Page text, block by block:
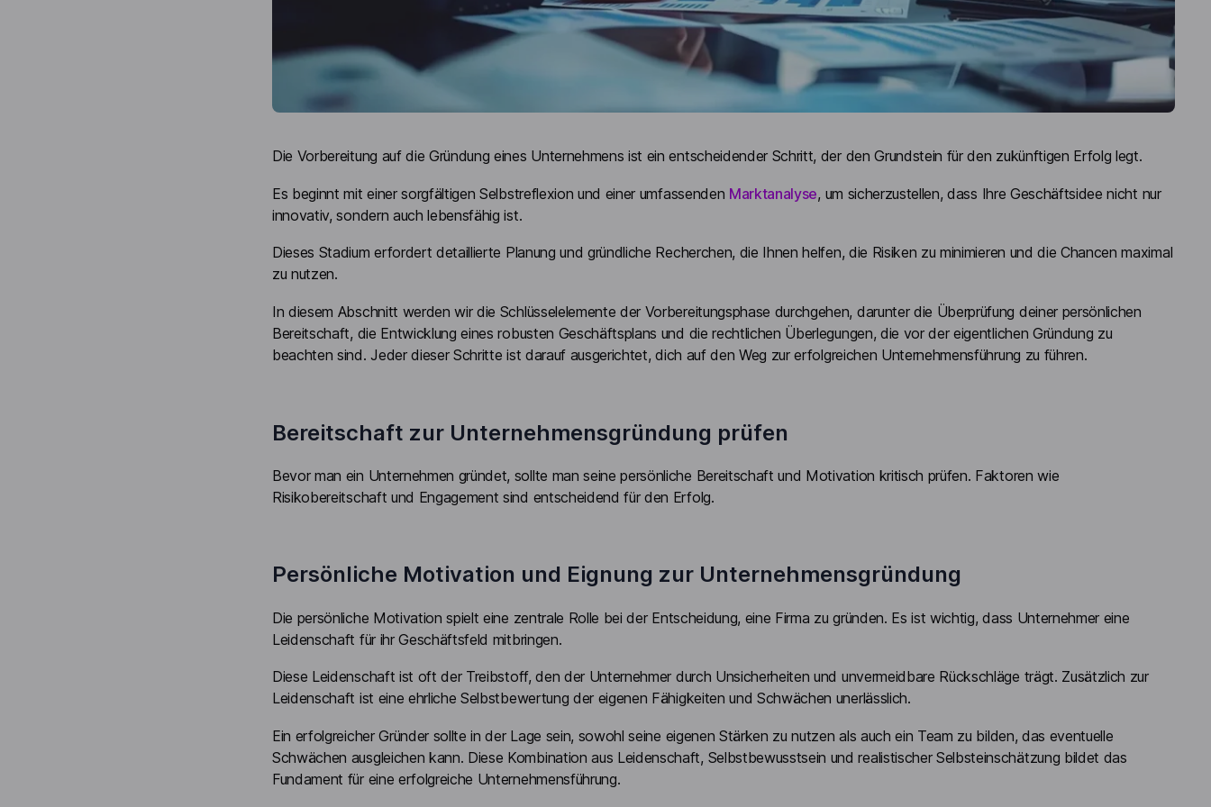
Die Vorbereitung auf die Gründung eines Unternehmens ist ein entscheidender Schritt, der den Grundstein für den zukünftigen Erfolg legt.
Es beginnt mit einer sorgfältigen Selbstreflexion und einer umfassenden Marktanalyse, um sicherzustellen, dass Ihre Geschäftsidee nicht nur
innovativ, sondern auch lebensfähig ist.
Dieses Stadium erfordert detaillierte Planung und gründliche Recherchen, die Ihnen helfen, die Risiken zu minimieren und die Chancen maximal
zu nutzen.
In diesem Abschnitt werden wir die Schlüsselelemente der Vorbereitungsphase durchgehen, darunter die Überprüfung deiner persönlichen
Bereitschaft, die Entwicklung eines robusten Geschäftsplans und die rechtlichen Überlegungen, die vor der eigentlichen Gründung zu
beachten sind. Jeder dieser Schritte ist darauf ausgerichtet, dich auf den Weg zur erfolgreichen Unternehmensführung zu führen.
Bereitschaft zur Unternehmensgründung prüfen
Bevor man ein Unternehmen gründet, sollte man seine persönliche Bereitschaft und Motivation kritisch prüfen. Faktoren wie
Risikobereitschaft und Engagement sind entscheidend für den Erfolg.
Persönliche Motivation und Eignung zur Unternehmensgründung
Die persönliche Motivation spielt eine zentrale Rolle bei der Entscheidung, eine Firma zu gründen. Es ist wichtig, dass Unternehmer eine
Leidenschaft für ihr Geschäftsfeld mitbringen.
Diese Leidenschaft ist oft der Treibstoff, den der Unternehmer durch Unsicherheiten und unvermeidbare Rückschläge trägt. Zusätzlich zur
Leidenschaft ist eine ehrliche Selbstbewertung der eigenen Fähigkeiten und Schwächen unerlässlich.
Ein erfolgreicher Gründer sollte in der Lage sein, sowohl seine eigenen Stärken zu nutzen als auch ein Team zu bilden, das eventuelle
Schwächen ausgleichen kann. Diese Kombination aus Leidenschaft, Selbstbewusstsein und realistischer Selbsteinschätzung bildet das
Fundament für eine erfolgreiche Unternehmensführung.